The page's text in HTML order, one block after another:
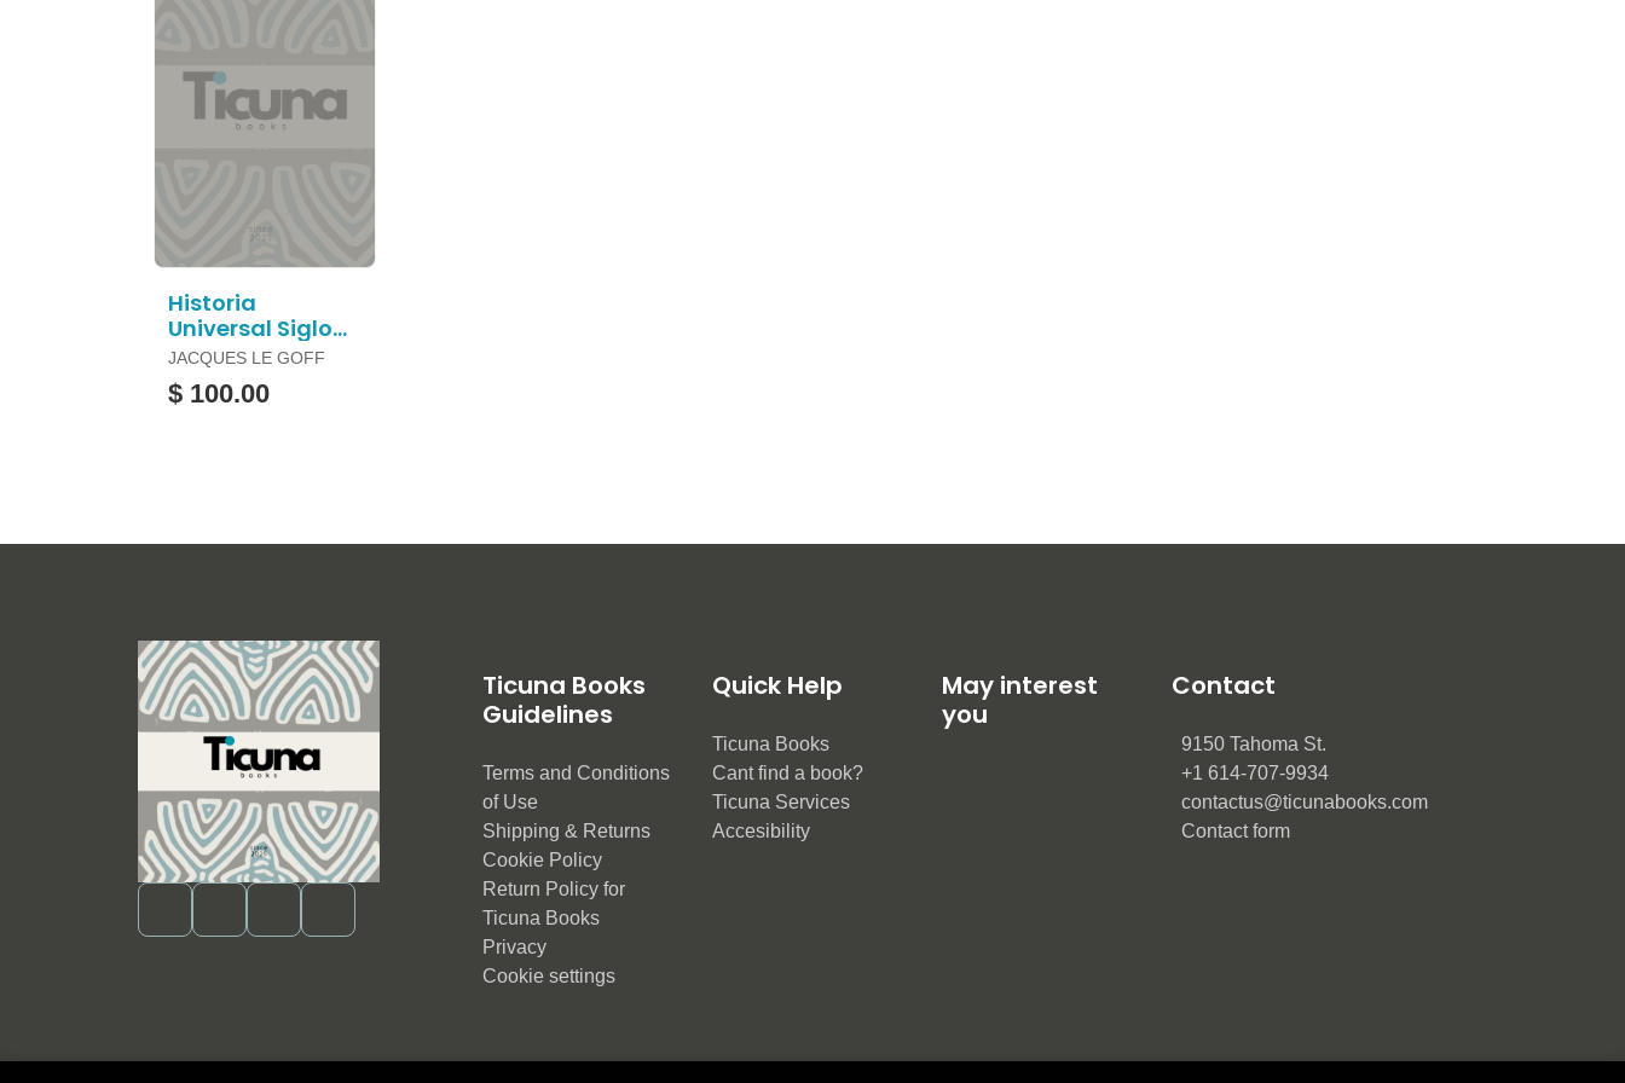
Historia
Universal Siglo
Xxi Vol. 11 la Baja
Edad Media
JACQUES LE GOFF
$ 100.00
Ticuna Books
Guidelines
Terms and Conditions
of Use
Shipping & Returns
Cookie Policy
Return Policy for
Ticuna Books
Privacy
Cookie settings
Quick Help
Ticuna Books
Cant find a book?
Ticuna Services
Accesibility
May interest
you
Contact
9150 Tahoma St.
+1 614-707-9934
contactus@ticunabooks.com
Contact form